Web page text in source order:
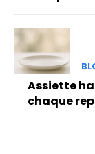
Assiette
chaque